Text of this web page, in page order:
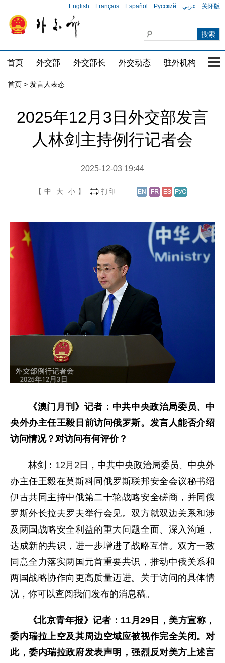
English Français Español Русский عربي 关怀版
首页 外交部 外交部长 外交动态 驻外机构 国
首页 > 发言人表态
2025年12月3日外交部发言
人林剑主持例行记者会
2025-12-03 19:44
【 中 大 小 】 打印
《澳门月刊》记者：中共中央政治局委员、中
央外办主任王毅日前访问俄罗斯。发言人能否介绍
访问情况？对访问有何评价？
林剑：12月2日，中共中央政治局委员、中央外
办主任王毅在莫斯科同俄罗斯联邦安全会议秘书绍
伊古共同主持中俄第二十轮战略安全磋商，并同俄
罗斯外长拉夫罗夫举行会见。双方就双边关系和涉
及两国战略安全利益的重大问题全面、深入沟通，
达成新的共识，进一步增进了战略互信。双方一致
同意全力落实两国元首重要共识，推动中俄关系和
两国战略协作向更高质量迈进。关于访问的具体情
况，你可以查阅我们发布的消息稿。
《北京青年报》记者：11月29日，美方宣称，
委内瑞拉上空及其周边空域应被视作完全关闭。对
此，委内瑞拉政府发表声明，强烈反对美方上述言